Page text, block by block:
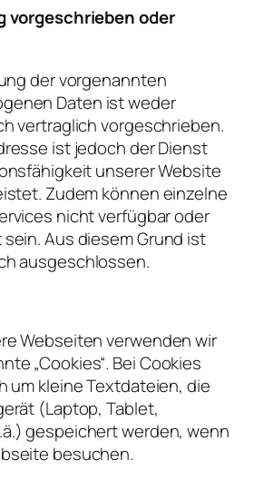
vorgeschrieben oder
der vorgenannten
Daten ist weder
vertraglich vorgeschrieben.
ist jedoch der Dienst
unserer Website
Zudem können einzelne
nicht verfügbar oder
Aus diesem Grund ist
ausgeschlossen.
Webseiten verwenden wir
„Cookies“. Bei Cookies
um kleine Textdateien, die
(Laptop, Tablet,
gespeichert werden, wenn
besuchen.